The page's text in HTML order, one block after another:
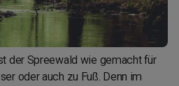
der Spreewald wie gemacht für
oder auch zu Fuß. Denn im